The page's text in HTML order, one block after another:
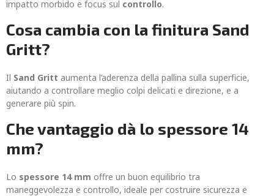
impatto morbido e focus sul controllo.
Cosa cambia con la finitura Sand
Gritt?
Il Sand Gritt aumenta l’aderenza della pallina sulla superficie,
aiutando a controllare meglio colpi delicati e direzione, e a
generare più spin.
Che vantaggio dà lo spessore 14
mm?
Lo spessore 14 mm offre un buon equilibrio tra
maneggevolezza e controllo, ideale per costruire sicurezza e